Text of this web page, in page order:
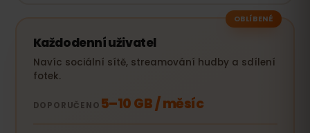
OBLÍBENÉ
Každodenní uživatel
Navíc sociální sítě, streamování hudby a sdílení
fotek.
DOPORUČENO 5–10 GB / měsíc